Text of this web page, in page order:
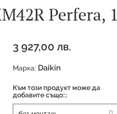
Perfera,
3 927,00 лв.
Марка: Daikin
Към този продукт може да
добавите също:::